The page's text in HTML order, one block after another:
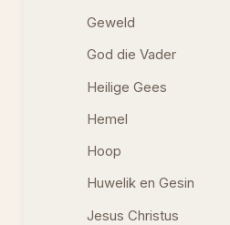
Geweld
God die Vader
Heilige Gees
Hemel
Hoop
Huwelik en Gesin
Jesus Christus